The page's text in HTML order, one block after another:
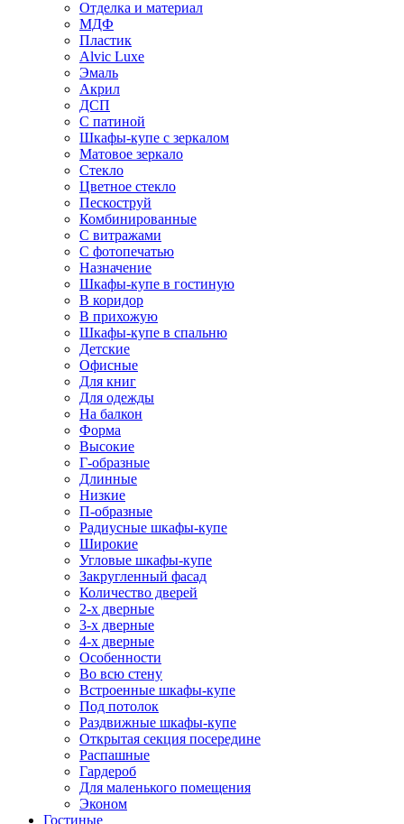
Отделка и материал
МДФ
Пластик
Alvic Luxe
Эмаль
Акрил
ДСП
С патиной
Шкафы-купе с зеркалом
Матовое зеркало
Стекло
Цветное стекло
Пескоструй
Комбинированные
С витражами
С фотопечатью
Назначение
Шкафы-купе в гостиную
В коридор
В прихожую
Шкафы-купе в спальню
Детские
Офисные
Для книг
Для одежды
На балкон
Форма
Высокие
Г-образные
Длинные
Низкие
П-образные
Радиусные шкафы-купе
Широкие
Угловые шкафы-купе
Закругленный фасад
Количество дверей
2-х дверные
3-х дверные
4-х дверные
Особенности
Во всю стену
Встроенные шкафы-купе
Под потолок
Раздвижные шкафы-купе
Открытая секция посередине
Распашные
Гардероб
Для маленького помещения
Эконом
Гостиные